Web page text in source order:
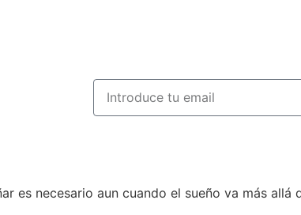
es necesario aun cuando el sueño va más